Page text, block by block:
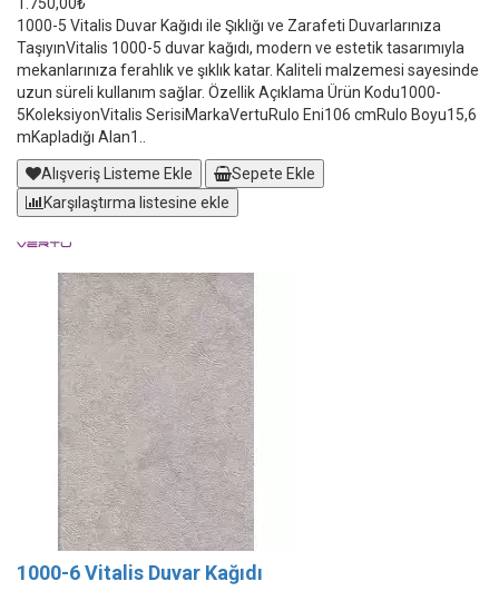
1000-5 Vitalis Duvar Kağıdı ile Şıklığı ve Zarafeti Duvarlarınıza
TaşıyınVitalis 1000-5 duvar kağıdı, modern ve estetik tasarımıyla
mekanlarınıza ferahlık ve şıklık katar. Kaliteli malzemesi sayesinde
uzun süreli kullanım sağlar. Özellik Açıklama Ürün Kodu1000-
5KoleksiyonVitalis SerisiMarkaVertuRulo Eni106 cmRulo Boyu15,6
mKapladığı Alan1..
Alışveriş Listeme Ekle
Sepete Ekle
Karşılaştırma listesine ekle
1000-6 Vitalis Duvar Kağıdı